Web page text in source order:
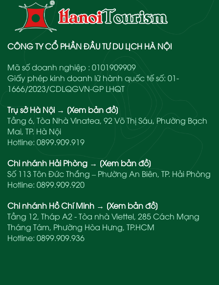
CÔNG TY CỔ PHẦN ĐẦU TƯ DU LỊCH HÀ NỘI
Mã số doanh nghiệp : 0101909909
Giấy phép kinh doanh lữ hành quốc tế số: 01-
1666/2023/CDLQGVN-GP LHQT
Trụ sở Hà Nội → [Xem bản đồ]
Tầng 6, Tòa Nhà Vinatea, 92 Võ Thị Sáu, Phường Bạch
Mai, TP. Hà Nội
Hotline: 0899.909.919
Chi nhánh Hải Phòng → [Xem bản đồ]
Số 113 Tôn Đức Thắng – Phường An Biên, TP. Hải Phòng
Hotline: 0899.909.920
Chi nhánh Hồ Chí Minh → [Xem bản đồ]
Tầng 12, Tháp A2 - Tòa nhà Viettel, 285 Cách Mạng
Tháng Tám, Phường Hòa Hưng, TP.HCM
Hotline: 0899.909.936